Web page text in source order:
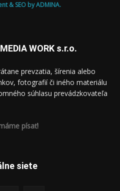
& SEO by ADMINA.
WORK s.r.o.
prevzatia, šírenia alebo
fotografií či iného materiálu
súhlasu prevádzkovateľa
písať!
siete